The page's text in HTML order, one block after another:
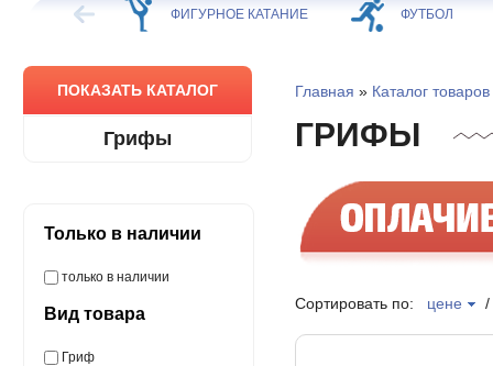
ХОККЕЙ ФИГУРНОЕ КАТАНИЕ ФУТБОЛ
ПОКАЗАТЬ КАТАЛОГ
Грифы
Только в наличии
только в наличии
Вид товара
Гриф
Главная » Каталог товаров
ГРИФЫ
Сортировать по: цене